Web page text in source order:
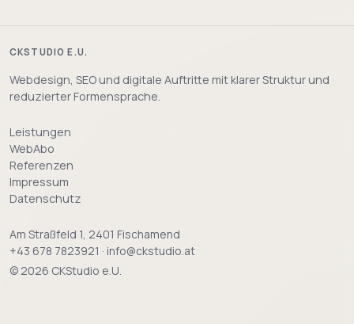
CKSTUDIO E.U.
Webdesign, SEO und digitale Auftritte mit klarer Struktur und
reduzierter Formensprache.
Leistungen
WebAbo
Referenzen
Impressum
Datenschutz
Am Straßfeld 1, 2401 Fischamend
+43 678 7823921 · info@ckstudio.at
© 2026 CKStudio e.U.